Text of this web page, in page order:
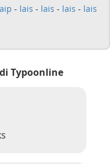
- lais - lais - lais - lais
Typoonline